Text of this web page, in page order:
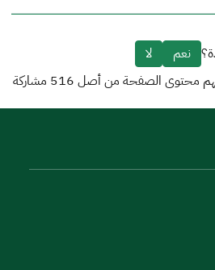
نعم
لا
محتوى الصفحة من أصل 516 مشاركة